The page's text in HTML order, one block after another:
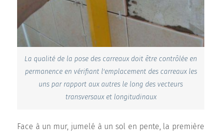
La qualité de la pose des carreaux doit être contrôlée en
permanence en vérifiant l'emplacement des carreaux les
uns par rapport aux autres le long des vecteurs
transversaux et longitudinaux
Face à un mur, jumelé à un sol en pente, la première